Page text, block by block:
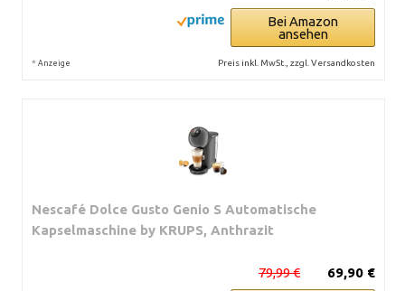
Bei Amazon
ansehen
* Anzeige Preis inkl. MwSt., zzgl. Versandkosten
Nescafé Dolce Gusto Genio S Automatische
Kapselmaschine by KRUPS, Anthrazit
69,90 €
79,99 €